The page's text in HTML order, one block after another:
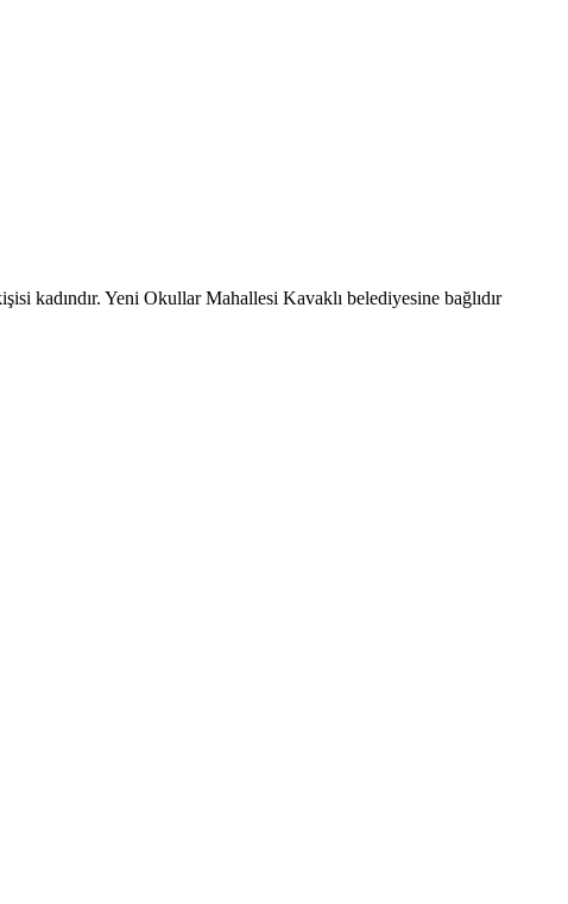
kadındır. Yeni Okullar Mahallesi Kavaklı belediyesine bağlıdır